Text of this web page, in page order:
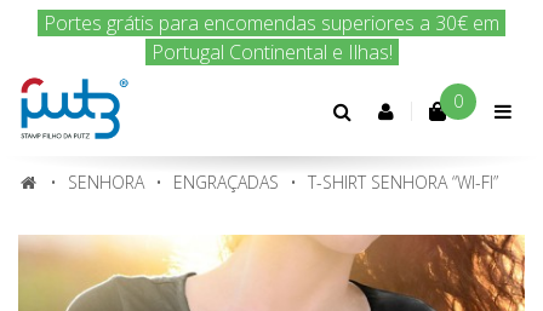
Encomenda hoje e nós enviamos amanhã!
Conta 0
SENHORA ENGRAÇADAS T-SHIRT SENHORA “WI-FI”